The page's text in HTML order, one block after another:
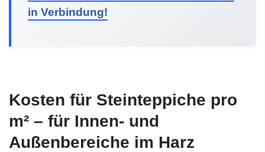
in Verbindung!
Kosten für Steinteppiche pro
m² – für Innen- und
Außenbereiche im Harz